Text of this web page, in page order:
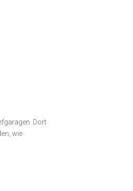
Dort
wie